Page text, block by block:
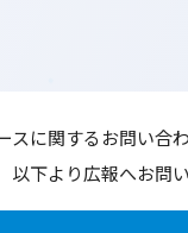
スに関するお問い合
以下より広報へお問